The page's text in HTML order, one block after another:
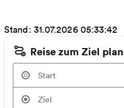
Stand: 31.07.2026 05:33:42
Reise zum Ziel